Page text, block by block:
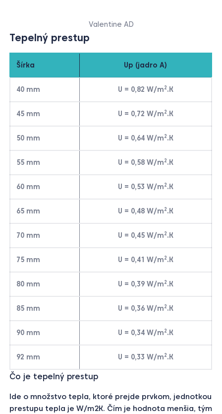
Valentine AD
Tepelný prestup
Šírka Up (jadro A)
40 mm U = 0,82 W/m2.K
45 mm U = 0,72 W/m2.K
50 mm U = 0,64 W/m2.K
55 mm U = 0,58 W/m2.K
60 mm U = 0,53 W/m2.K
65 mm U = 0,48 W/m2.K
70 mm U = 0,45 W/m2.K
75 mm U = 0,41 W/m2.K
80 mm U = 0,39 W/m2.K
85 mm U = 0,36 W/m2.K
90 mm U = 0,34 W/m2.K
92 mm U = 0,33 W/m2.K
Čo je tepelný prestup
Ide o množstvo tepla, ktoré prejde prvkom, jednotkou
prestupu tepla je W/m2K. Čím je hodnota menšia, tým